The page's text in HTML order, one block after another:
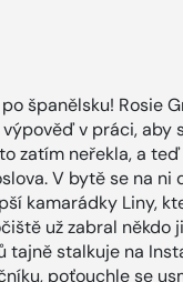
španělsku! Rosie
v práci, aby
zatím neřekla, a
V bytě se na ni
kamarádky Liny,
už zabral někdo
tajně stalkuje na
poťouchle se